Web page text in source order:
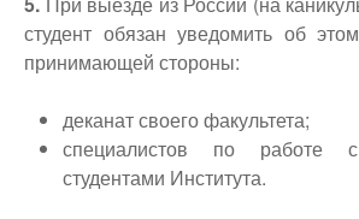
студент обязан уведомить об
принимающей стороны:
деканат своего факультета;
специалистов по работе
студентами Института.